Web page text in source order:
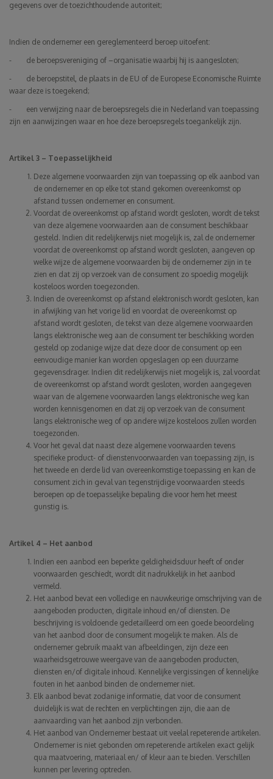
gegevens over de toezichthoudende autoriteit;
Indien de ondernemer een gereglementeerd beroep uitoefent:
- de beroepsvereniging of –organisatie waarbij hij is aangesloten;
- de beroepstitel, de plaats in de EU of de Europese Economische Ruimte
waar deze is toegekend;
- een verwijzing naar de beroepsregels die in Nederland van toepassing
zijn en aanwijzingen waar en hoe deze beroepsregels toegankelijk zijn.
Artikel 3 – Toepasselijkheid
Deze algemene voorwaarden zijn van toepassing op elk aanbod van
de ondernemer en op elke tot stand gekomen overeenkomst op
afstand tussen ondernemer en consument.
Voordat de overeenkomst op afstand wordt gesloten, wordt de tekst
van deze algemene voorwaarden aan de consument beschikbaar
gesteld. Indien dit redelijkerwijs niet mogelijk is, zal de ondernemer
voordat de overeenkomst op afstand wordt gesloten, aangeven op
welke wijze de algemene voorwaarden bij de ondernemer zijn in te
zien en dat zij op verzoek van de consument zo spoedig mogelijk
kosteloos worden toegezonden.
Indien de overeenkomst op afstand elektronisch wordt gesloten, kan
in afwijking van het vorige lid en voordat de overeenkomst op
afstand wordt gesloten, de tekst van deze algemene voorwaarden
langs elektronische weg aan de consument ter beschikking worden
gesteld op zodanige wijze dat deze door de consument op een
eenvoudige manier kan worden opgeslagen op een duurzame
gegevensdrager. Indien dit redelijkerwijs niet mogelijk is, zal voordat
de overeenkomst op afstand wordt gesloten, worden aangegeven
waar van de algemene voorwaarden langs elektronische weg kan
worden kennisgenomen en dat zij op verzoek van de consument
langs elektronische weg of op andere wijze kosteloos zullen worden
toegezonden.
Voor het geval dat naast deze algemene voorwaarden tevens
specifieke product- of dienstenvoorwaarden van toepassing zijn, is
het tweede en derde lid van overeenkomstige toepassing en kan de
consument zich in geval van tegenstrijdige voorwaarden steeds
beroepen op de toepasselijke bepaling die voor hem het meest
gunstig is.
Artikel 4 – Het aanbod
Indien een aanbod een beperkte geldigheidsduur heeft of onder
voorwaarden geschiedt, wordt dit nadrukkelijk in het aanbod
vermeld.
Het aanbod bevat een volledige en nauwkeurige omschrijving van de
aangeboden producten, digitale inhoud en/of diensten. De
beschrijving is voldoende gedetailleerd om een goede beoordeling
van het aanbod door de consument mogelijk te maken. Als de
ondernemer gebruik maakt van afbeeldingen, zijn deze een
waarheidsgetrouwe weergave van de aangeboden producten,
diensten en/of digitale inhoud. Kennelijke vergissingen of kennelijke
fouten in het aanbod binden de ondernemer niet.
Elk aanbod bevat zodanige informatie, dat voor de consument
duidelijk is wat de rechten en verplichtingen zijn, die aan de
aanvaarding van het aanbod zijn verbonden.
Het aanbod van Ondernemer bestaat uit veelal repeterende artikelen.
Ondernemer is niet gebonden om repeterende artikelen exact gelijk
qua maatvoering, materiaal en/ of kleur aan te bieden. Verschillen
kunnen per levering optreden.